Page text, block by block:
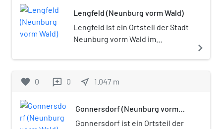
Lengfeld (Neunburg vorm Wald)
Lengfeld ist ein Ortsteil der Stadt
Neunburg vorm Wald im
navigate_next
favorite 0 reviews 0 near_me 1.047 m
Gonnersdorf (Neunburg vorm
Gonnersdorf ist ein Ortsteil der